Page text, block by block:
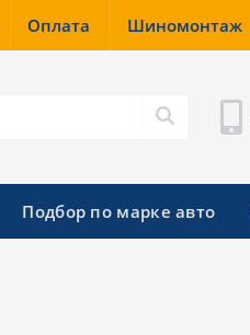
Оплата Шиномонтаж
Подбор по марке авто